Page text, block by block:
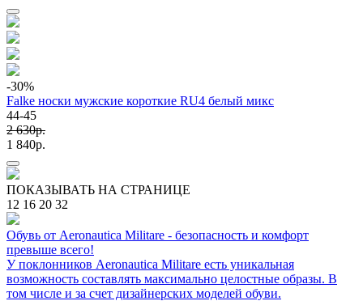
-30%
Falke носки мужские короткие RU4 белый микс
44-45
2 630p.
1 840p.
ПОКАЗЫВАТЬ НА СТРАНИЦЕ
12 16 20 32
Обувь от Aeronautica Militare - безопасность и комфорт
превыше всего!
У поклонников Aeronautica Militare есть уникальная
возможность составлять максимально целостные образы. В
том числе и за счет дизайнерских моделей обуви.